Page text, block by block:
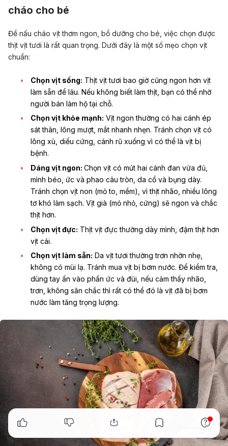
cháo cho bé
Để nấu cháo vịt thơm ngon, bổ dưỡng cho bé, việc chọn được
thịt vịt tươi là rất quan trọng. Dưới đây là một số mẹo chọn vịt
chuẩn:
Chọn vịt sống: Thịt vịt tươi bao giờ cũng ngon hơn vịt
làm sẵn để lâu. Nếu không biết làm thịt, bạn có thể nhờ
người bán làm hộ tại chỗ.
Chọn vịt khỏe mạnh: Vịt ngon thường có hai cánh ép
sát thân, lông mượt, mắt nhanh nhẹn. Tránh chọn vịt có
lông xù, diều cứng, cánh rũ xuống vì có thể là vịt bị
bệnh.
Dáng vịt ngon: Chọn vịt có mút hai cánh đan vừa đủ,
mình béo, ức và phao câu tròn, da cổ và bụng dày.
Tránh chọn vịt non (mỏ to, mềm), vì thịt nhão, nhiều lông
tơ khó làm sạch. Vịt già (mỏ nhỏ, cứng) sẽ ngon và chắc
thịt hơn.
Chọn vịt đực: Thịt vịt đực thường dày mình, đậm thịt hơn
vịt cái.
Chọn vịt làm sẵn: Da vịt tươi thường trơn nhờn nhẹ,
không có mùi lạ. Tránh mua vịt bị bơm nước. Để kiểm tra,
dùng tay ấn vào phần ức và đùi, nếu cảm thấy nhão,
trơn, không săn chắc thì rất có thể đó là vịt đã bị bơm
nước làm tăng trọng lượng.